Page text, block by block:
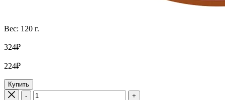
Вес: 120 г.
324₽
224₽
Купить
-
+